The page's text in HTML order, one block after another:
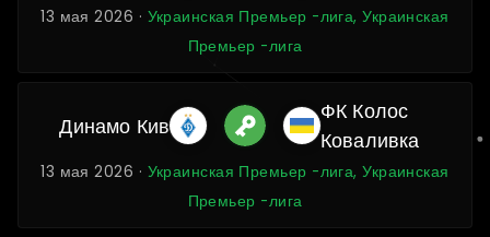
13 мая 2026 · Украинская Премьер -лига, Украинская
Премьер -лига
Динамо Кив
ФК Колос
Коваливка
13 мая 2026 · Украинская Премьер -лига, Украинская
Премьер -лига